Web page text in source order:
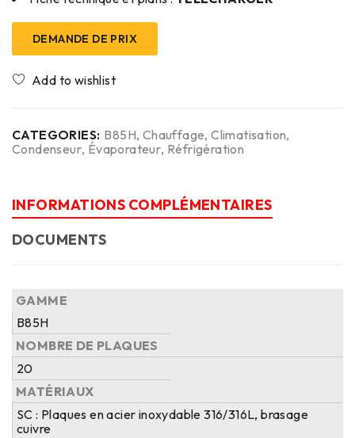
DEMANDE DE PRIX
CATEGORIES: B85H, Chauffage,Climatisation,
Condenseur, Évaporateur, Réfrigération
INFORMATIONS COMPLÉMENTAIRES
DOCUMENTS
GAMME
B85H
NOMBRE DE PLAQUES
20
MATÉRIAUX
SC : Plaques en acier inoxydable 316/316L, brasage
cuivre